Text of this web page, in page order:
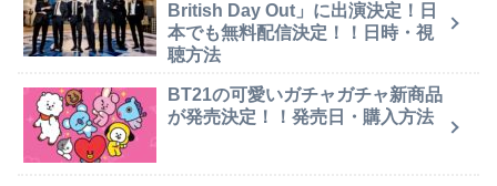
British Day Out」に出演決定！日
本でも無料配信決定！！日時・視
聴方法
BT21の可愛いガチャガチャ新商品
が発売決定！！発売日・購入方法